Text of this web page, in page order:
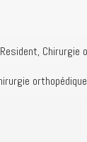
Chirurgie